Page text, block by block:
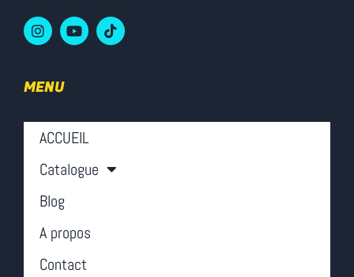
MENU
ACCUEIL
Catalogue
Blog
A propos
Contact